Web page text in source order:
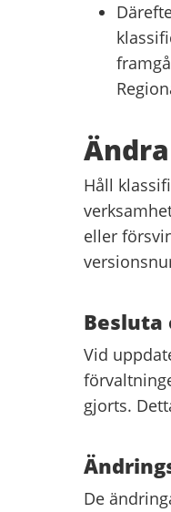
Håll
eller
Vid
gjorts.
De